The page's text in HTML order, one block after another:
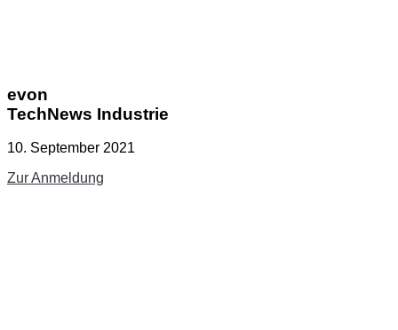
evon
TechNews Industrie
10. September 2021
Zur Anmeldung